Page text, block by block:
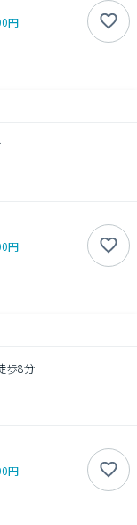
円
円
歩8分
円